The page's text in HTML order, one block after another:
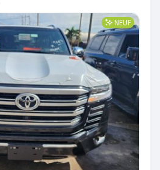
NEUF